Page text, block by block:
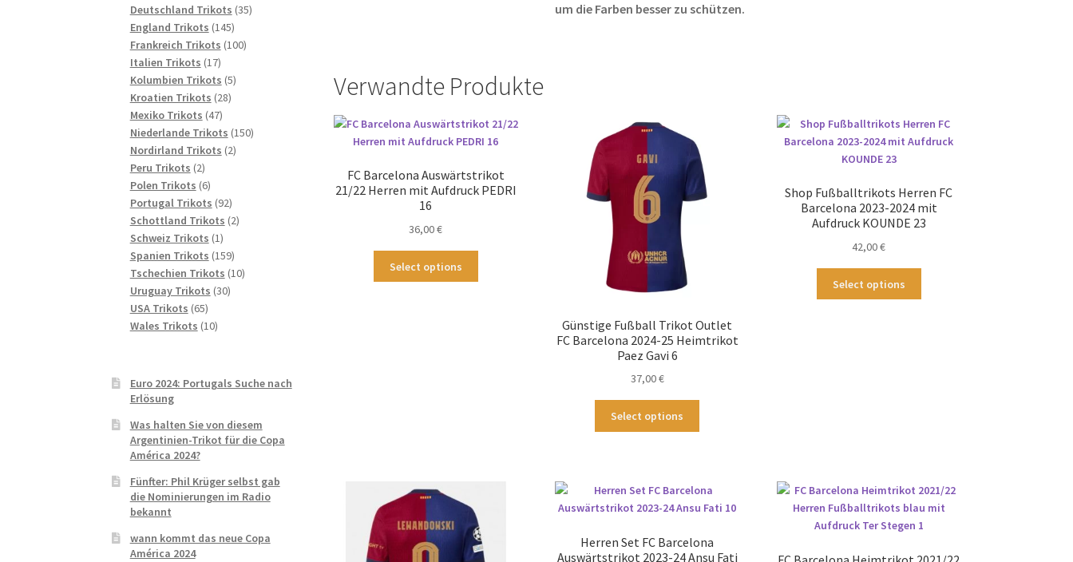
um die Farben besser zu schützen.
Verwandte Produkte
FC Barcelona Auswärtstrikot
21/22 Herren mit Aufdruck PEDRI
16
36,00€
Select options
Günstige Fußball Trikot Outlet
FC Barcelona 2024-25 Heimtrikot
Paez Gavi 6
37,00€
Select options
auf.
Die
können
Shop Fußballtrikots Herren FC
Barcelona 2023-2024 mit
Aufdruck KOUNDE 23
42,00€
Select options
gewählt
werden
Herren Set FC Barcelona
Auswärtstrikot 2023-24 Ansu Fati
Produkte
Deutschland Trikots 3535
England Trikots 145145
Produkte
Frankreich Trikots 100100
Italien Trikots 1717
Produkte
Kolumbien Trikots 55
Kroatien Trikots 2828
Mexiko Trikots 4747
Produkte
Niederlande Trikots 150150
Nordirland Trikots 22
Peru Trikots 22
Produkte
Polen Trikots 66
Produkte
Portugal Trikots 9292
Produkte
Schottland Trikots 22
Schweiz Trikots 11
Produkt
Spanien Trikots 159159
Produkte
Tschechien Trikots 1010
Uruguay Trikots 3030
USA Trikots 6565
Produkte
Wales Trikots 1010
Euro 2024: Portugals Suche nach
Erlösung
Was halten Sie von diesem
Argentinien-Trikot für die Copa
América 2024?
Fünfter: Phil Krüger selbst gab
die Nominierungen im Radio
bekannt
wann kommt das neue Copa
América 2024